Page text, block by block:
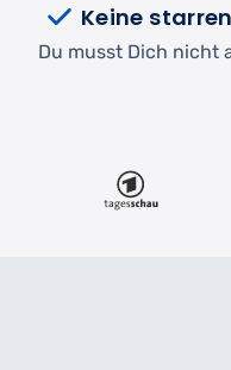
Keine
Du musst Dich nicht